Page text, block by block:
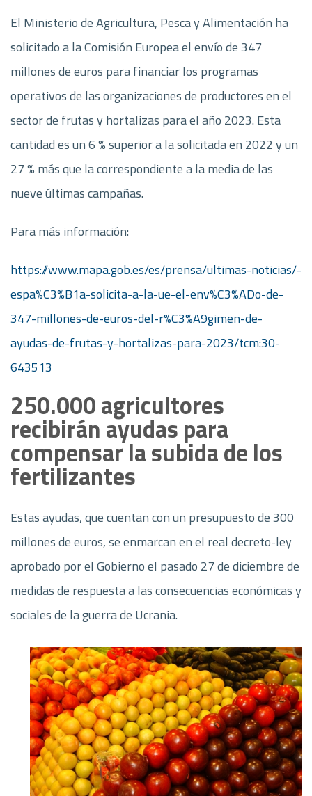
El Ministerio de Agricultura, Pesca y Alimentación ha
solicitado a la Comisión Europea el envío de 347
millones de euros para financiar los programas
operativos de las organizaciones de productores en el
sector de frutas y hortalizas para el año 2023. Esta
cantidad es un 6 % superior a la solicitada en 2022 y un
27 % más que la correspondiente a la media de las
nueve últimas campañas.
Para más información:
https://www.mapa.gob.es/es/prensa/ultimas-noticias/-
espa%C3%B1a-solicita-a-la-ue-el-env%C3%ADo-de-
347-millones-de-euros-del-r%C3%A9gimen-de-
ayudas-de-frutas-y-hortalizas-para-2023/tcm:30-
643513
250.000 agricultores
recibirán ayudas para
compensar la subida de los
fertilizantes
Estas ayudas, que cuentan con un presupuesto de 300
millones de euros, se enmarcan en el real decreto-ley
aprobado por el Gobierno el pasado 27 de diciembre de
medidas de respuesta a las consecuencias económicas y
sociales de la guerra de Ucrania.